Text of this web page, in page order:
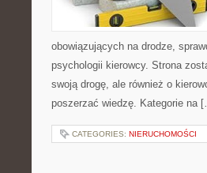
obowiązujących na drodze,
psychologii kierowcy. Strona
swoją drogę, ale również o
poszerzać wiedzę. Kategorie na
CATEGORIES: NIERUCHOMOŚCI